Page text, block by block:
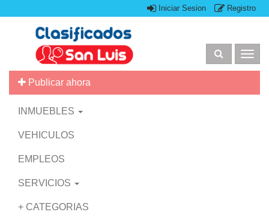
Iniciar Sesion Registro
Publicar ahora
INMUEBLES
VEHICULOS
EMPLEOS
SERVICIOS
+ CATEGORIAS